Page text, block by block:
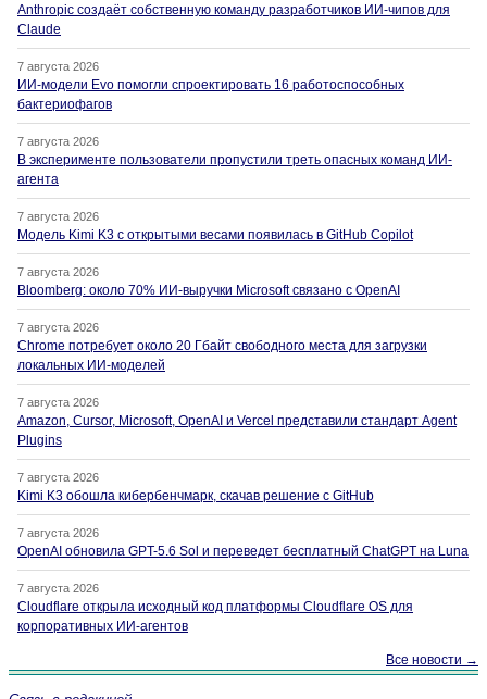
Anthropic создаёт собственную команду разработчиков ИИ-чипов для
Claude
7 августа 2026
ИИ-модели Evo помогли спроектировать 16 работоспособных
бактериофагов
7 августа 2026
В эксперименте пользователи пропустили треть опасных команд ИИ-
агента
7 августа 2026
Модель Kimi K3 с открытыми весами появилась в GitHub Copilot
7 августа 2026
Bloomberg: около 70% ИИ-выручки Microsoft связано с OpenAI
7 августа 2026
Chrome потребует около 20 Гбайт свободного места для загрузки
локальных ИИ-моделей
7 августа 2026
Amazon, Cursor, Microsoft, OpenAI и Vercel представили стандарт Agent
Plugins
7 августа 2026
Kimi K3 обошла кибербенчмарк, скачав решение с GitHub
7 августа 2026
OpenAI обновила GPT-5.6 Sol и переведет бесплатный ChatGPT на Luna
7 августа 2026
Cloudflare открыла исходный код платформы Cloudflare OS для
корпоративных ИИ-агентов
Все новости →